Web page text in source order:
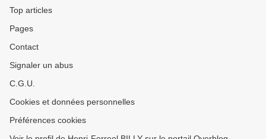
Top articles
Pages
Contact
Signaler un abus
C.G.U.
Cookies et données personnelles
Préférences cookies